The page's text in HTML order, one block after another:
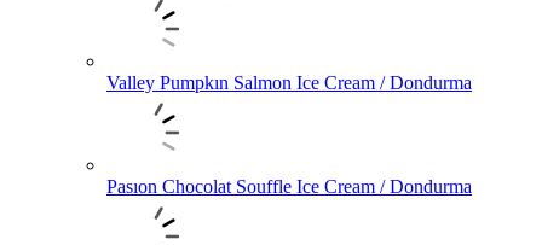
Valley Pumpkın Salmon Ice Cream / Dondurma
Pasıon Chocolat Souffle Ice Cream / Dondurma